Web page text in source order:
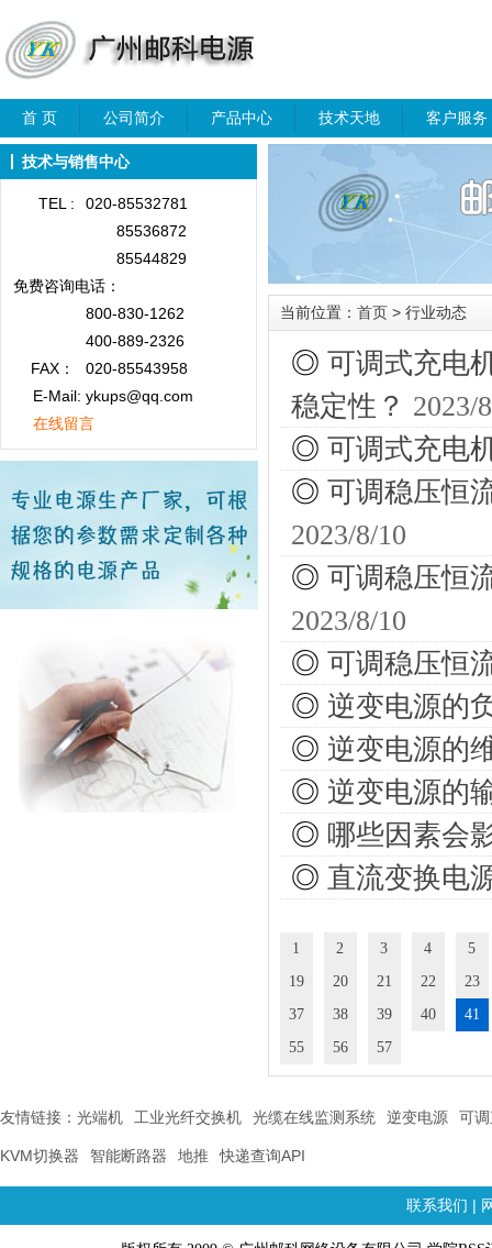
首 页 公司简介 产品中心 技术天地 客户服务
技术与销售中心
TEL :
020-85532781
85536872
85544829
免费咨询电话：
800-830-1262
400-889-2326
FAX：
020-85543958
E-Mail: ykups@qq.com
在线留言
当前位置： 首页 > 行业动态
◎ 可调式充电
稳定性？ 2023/
◎ 可调式充电
◎ 可调稳压恒
2023/8/10
◎ 可调稳压恒
2023/8/10
◎ 可调稳压恒
◎ 逆变电源的
◎ 逆变电源的
◎ 逆变电源的
◎ 哪些因素会
◎ 直流变换电
1 2 3 4
5
19
20 21 22
23
37
38 39 40
41
55
56 57
友情链接： 光端机 工业光纤交换机 光缆在线监测系统 逆变电源 可
KVM切换器 智能断路器 地推 快递查询API
联系我们 |